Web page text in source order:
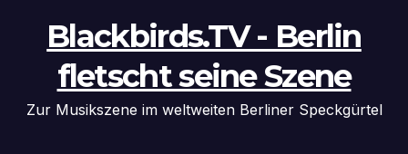
Blackbirds.TV - Berlin
fletscht seine Szene
Zur Musikszene im weltweiten Berliner Speckgürtel